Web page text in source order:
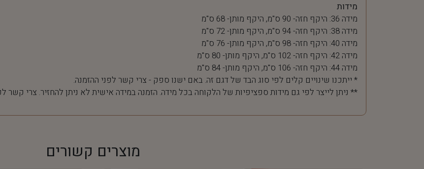
מידות
מידה 36: היקף חזה- 90 ס"מ, היקף מותן- 68 ס"מ
מידה 38: היקף חזה- 94 ס"מ, היקף מותן- 72 ס"מ
מידה 40: היקף חזה- 98 ס"מ, היקף מותן- 76 ס"מ
מידה 42: היקף חזה- 102 ס"מ, היקף מותן- 80 ס"מ
מידה 44: היקף חזה- 106 ס"מ, היקף מותן- 84 ס"מ
* ייתכנו שינויים קלים לפי סוג הבד של דגם זה. באם ישנו ספק - צרי קשר לפני ההזמנה.
** ניתן לייצר לפי גם מידות ספציפיות של הלקוחה בכל מידה. הזמנה במידה אישית לא ניתן להחזיר. צרי קשר
מוצרים קשורים